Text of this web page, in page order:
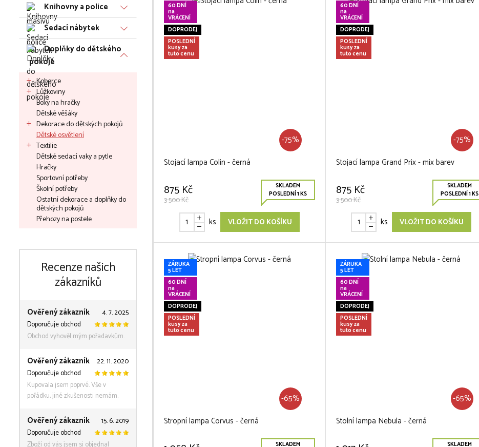
Knihovny a police
Sedací nábytek
Doplňky do dětského
pokoje
Koberce
Lůžkoviny
Boxy na hračky
Dětské věšáky
Dekorace do dětských pokojů
Dětské osvětlení
Textilie
Dětské sedací vaky a pytle
Hračky
Sportovní potřeby
Školní potřeby
Ostatní dekorace a doplňky do
dětských pokojů
Přehozy na postele
Recenze našich
zákazníků
Ověřený zákazník
4. 7. 2025
Doporučuje obchod
Obchod vyhověl mým pořadavkům.
Ověřený zákazník
22. 11. 2020
Doporučuje obchod
Kupovala jsem poprvé. Vše v
pořádku, jiné zkušenosti nemám.
Ověřený zákazník
15. 6. 2019
Doporučuje obchod
Zboží od vás jsem si objednal
60 DNÍ
na
VRÁCENÍ
DOPRODEJ
POSLEDNÍ
kusy za
tuto cenu
-75%
Stojací lampa Colin - černá
875 Kč
3 500 Kč
SKLADEM
POSLEDNÍ 1 KS
ks VLOŽIT DO KOŠÍKU
60 DNÍ
na
VRÁCENÍ
DOPRODEJ
POSLEDNÍ
kusy za
tuto cenu
-75%
Stojací lampa Grand Prix - mix barev
875 Kč
3 500 Kč
SKLADEM
POSLEDNÍ 1 KS
ks VLOŽIT DO KOŠÍKU
ZÁRUKA
5 LET
60 DNÍ
na
VRÁCENÍ
DOPRODEJ
POSLEDNÍ
kusy za
tuto cenu
-65%
Stropní lampa Corvus - černá
SKLADEM
ZÁRUKA
5 LET
60 DNÍ
na
VRÁCENÍ
DOPRODEJ
POSLEDNÍ
kusy za
tuto cenu
-65%
Stolní lampa Nebula - černá
SKLADEM